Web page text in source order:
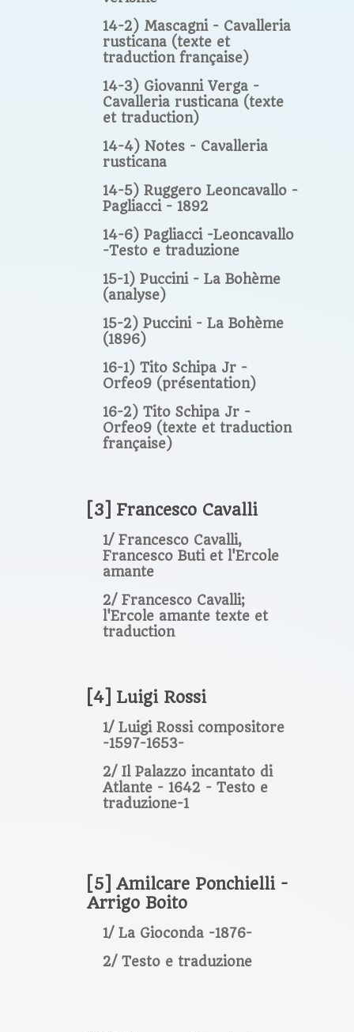
14-2) Mascagni - Cavalleria
rusticana (texte et
traduction française)
14-3) Giovanni Verga -
Cavalleria rusticana (texte
et traduction)
14-4) Notes - Cavalleria
rusticana
14-5) Ruggero Leoncavallo -
Pagliacci - 1892
14-6) Pagliacci -Leoncavallo
-Testo e traduzione
15-1) Puccini - La Bohème
(analyse)
15-2) Puccini - La Bohème
(1896)
16-1) Tito Schipa Jr -
Orfeo9 (présentation)
16-2) Tito Schipa Jr -
Orfeo9 (texte et traduction
française)
[3] Francesco Cavalli
1/ Francesco Cavalli,
Francesco Buti et l'Ercole
amante
2/ Francesco Cavalli;
l'Ercole amante texte et
traduction
[4] Luigi Rossi
1/ Luigi Rossi compositore
-1597-1653-
2/ Il Palazzo incantato di
Atlante - 1642 - Testo e
traduzione-1
[5] Amilcare Ponchielli -
Arrigo Boito
1/ La Gioconda -1876-
2/ Testo e traduzione